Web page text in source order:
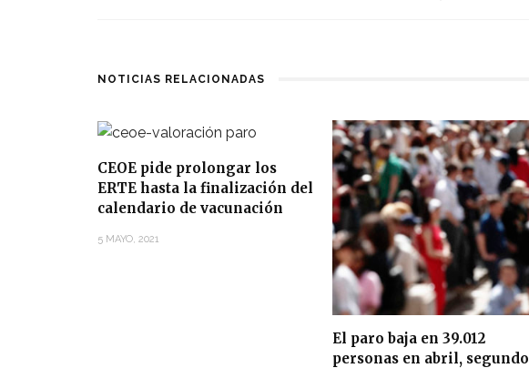
NOTICIAS RELACIONADAS
CEOE pide prolongar los
ERTE hasta la finalización del
calendario de vacunación
5 MAYO, 2021
El paro baja en 39.012
personas en abril, segundo